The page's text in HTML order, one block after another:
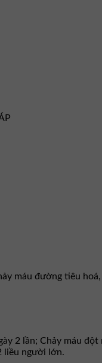
máu đường tiêu
2 lần; Chảy máu đột
liều người lớn.